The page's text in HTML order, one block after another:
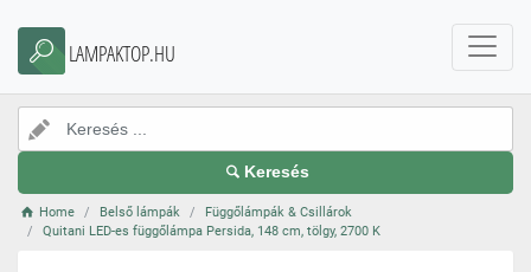
LAMPAKTOP.HU
Keresés
Home Belső lámpák
Függőlámpák & Csillárok
Quitani LED-es függőlámpa Persida, 148 cm, tölgy, 2700 K